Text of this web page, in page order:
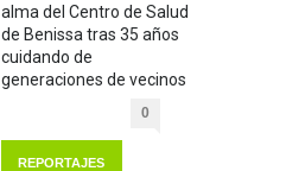
alma del Centro de Salud
de Benissa tras 35 años
cuidando de
generaciones de vecinos
0
REPORTAJES